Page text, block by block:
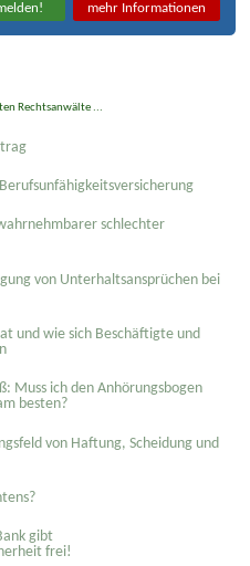
mehr Informationen
Rechtsanwälte ...
schlechter
von Unterhaltsansprüchen bei
und wie sich Beschäftigte und
Muss ich den Anhörungsbogen
besten?
von Haftung, Scheidung und
gibt
frei!